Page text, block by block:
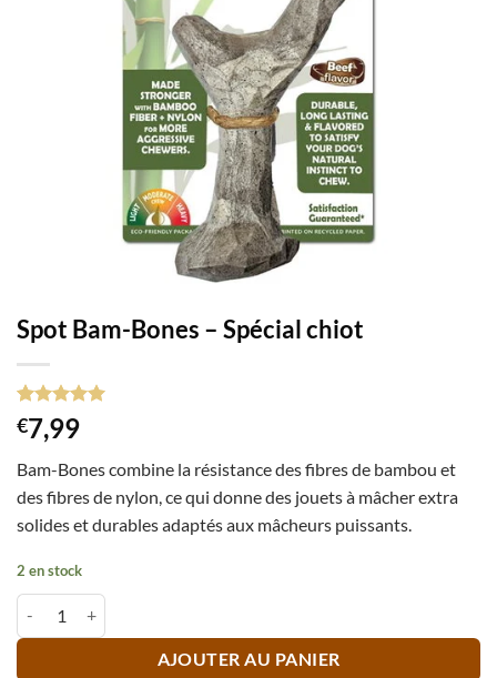
Spot Bam-Bones – Spécial chiot
Noté5sur
5 basé sur
1
client
€7,99
Bam-Bones combine la résistance des fibres de bambou et
des fibres de nylon, ce qui donne des jouets à mâcher extra
solides et durables adaptés aux mâcheurs puissants.
2 en stock
AJOUTER AU PANIER